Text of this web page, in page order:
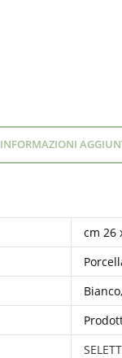
INFORMAZIONI
cm 26